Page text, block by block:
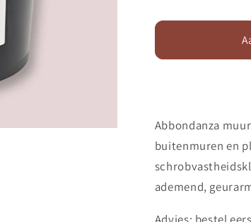
625
Abbondanza
buitenmuren en
ademend,